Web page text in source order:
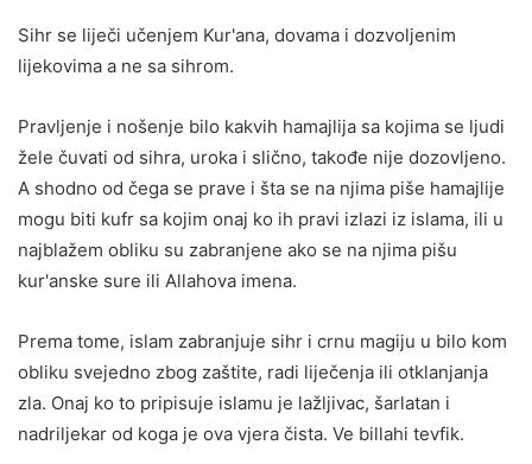
Sihr se liječi učenjem Kur'ana, dovama i dozvoljenim
lijekovima a ne sa sihrom.
Pravljenje i nošenje bilo kakvih hamajlija sa kojima se ljudi
žele čuvati od sihra, uroka i slično, takođe nije dozovljeno.
A shodno od čega se prave i šta se na njima piše hamajlije
mogu biti kufr sa kojim onaj ko ih pravi izlazi iz islama, ili u
najblažem obliku su zabranjene ako se na njima pišu
kur'anske sure ili Allahova imena.
Prema tome, islam zabranjuje sihr i crnu magiju u bilo kom
obliku svejedno zbog zaštite, radi liječenja ili otklanjanja
zla. Onaj ko to pripisuje islamu je lažljivac, šarlatan i
nadriljekar od koga je ova vjera čista. Ve billahi tevfik.